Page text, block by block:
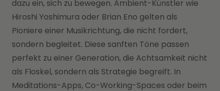
dazu ein, sich zu bewegen. Ambient-Künstler wie
Hiroshi Yoshimura oder Brian Eno gelten als
Pioniere einer Musikrichtung, die nicht fordert,
sondern begleitet. Diese sanften Töne passen
perfekt zu einer Generation, die Achtsamkeit nicht
als Floskel, sondern als Strategie begreift. In
Meditations-Apps, Co-Working-Spaces oder beim